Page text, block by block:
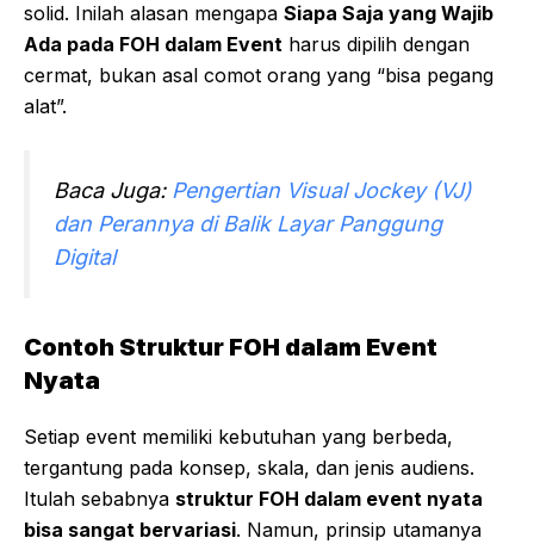
solid. Inilah alasan mengapa Siapa Saja yang Wajib
Ada pada FOH dalam Event harus dipilih dengan
cermat, bukan asal comot orang yang “bisa pegang
alat”.
Baca Juga: Pengertian Visual Jockey (VJ)
dan Perannya di Balik Layar Panggung
Digital
Contoh Struktur FOH dalam Event
Nyata
Setiap event memiliki kebutuhan yang berbeda,
tergantung pada konsep, skala, dan jenis audiens.
Itulah sebabnya struktur FOH dalam event nyata
bisa sangat bervariasi. Namun, prinsip utamanya